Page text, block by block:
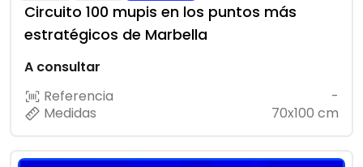
Circuito 100 mupis en los puntos más
estratégicos de Marbella
A consultar
Referencia
-
Medidas
70x100 cm